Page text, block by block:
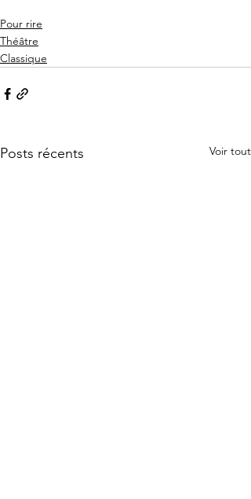
Pour rire
Théâtre
Classique
Posts récents Voir tout